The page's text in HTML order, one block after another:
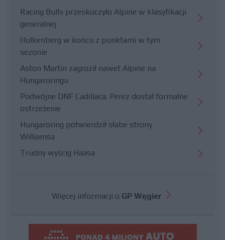
Racing Bulls przeskoczyło Alpine w klasyfikacji
generalnej
Hulkenberg w końcu z punktami w tym
sezonie
Aston Martin zagroził nawet Alpine na
Hungaroringu
Podwójne DNF Cadillaca. Perez dostał formalne
ostrzeżenie
Hungaroring potwierdził słabe strony
Williamsa
Trudny wyścig Haasa
Więcej informacji o GP Węgier